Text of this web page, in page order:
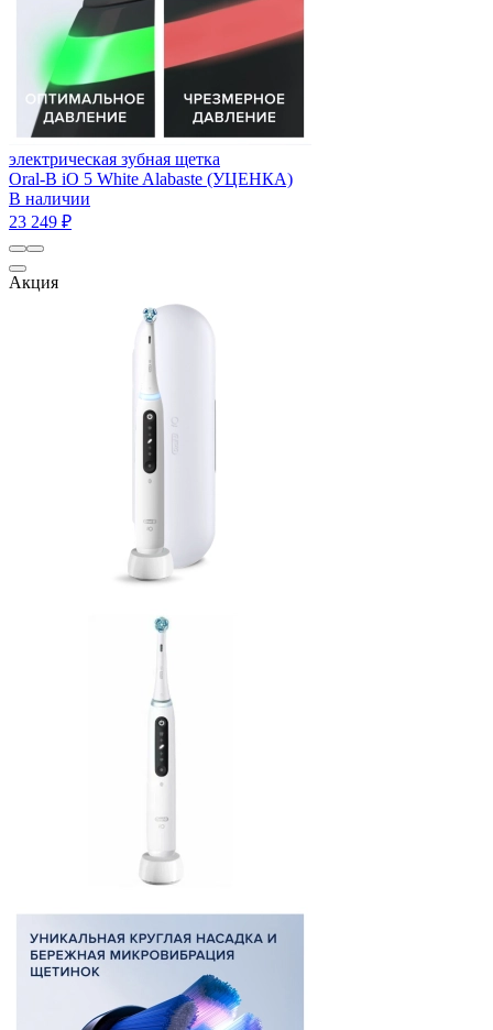
электрическая зубная щетка
Oral-B iO 5 White Alabaste (УЦЕНКА)
В наличии
23 249 ₽
Акция